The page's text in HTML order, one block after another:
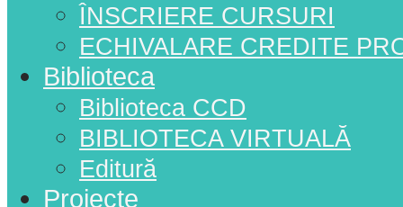
ÎNSCRIERE CURSURI
ECHIVALARE CREDITE
Biblioteca
Biblioteca CCD
BIBLIOTECA VIRTUALĂ
Editură
Proiecte